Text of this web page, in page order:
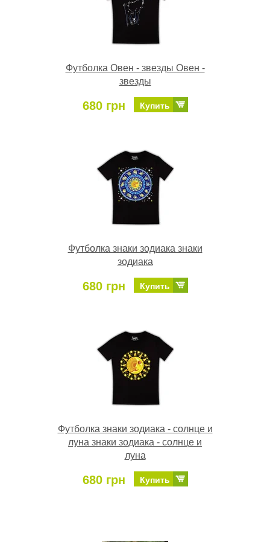
Футболка Овен - звезды Овен -
звезды
680 грн Купить
Футболка знаки зодиака знаки
зодиака
680 грн Купить
Футболка знаки зодиака - солнце и
луна знаки зодиака - солнце и
луна
680 грн Купить